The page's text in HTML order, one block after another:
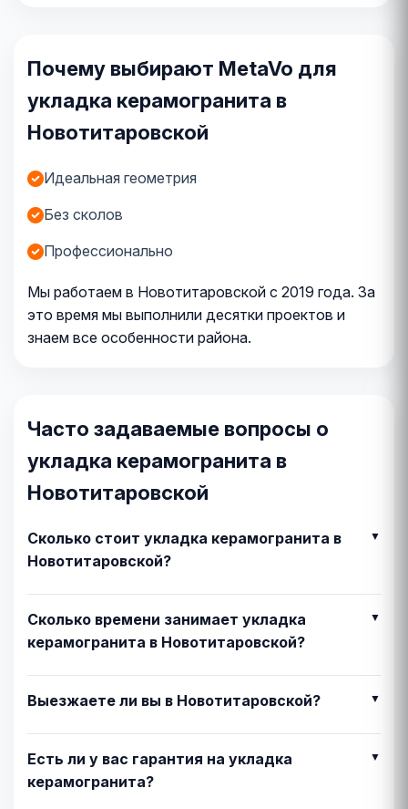
Почему выбирают MetaVo для
укладка керамогранита в
Новотитаровской
Идеальная геометрия
Без сколов
Профессионально
Мы работаем в Новотитаровской с 2019 года. За
это время мы выполнили десятки проектов и
знаем все особенности района.
Часто задаваемые вопросы о
укладка керамогранита в
Новотитаровской
Сколько стоит укладка керамогранита в
Новотитаровской?
Сколько времени занимает укладка
керамогранита в Новотитаровской?
Выезжаете ли вы в Новотитаровской?
Есть ли у вас гарантия на укладка
керамогранита?